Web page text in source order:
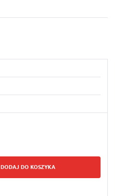
DODAJ DO KOSZYKA